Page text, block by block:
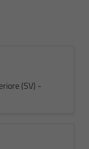
(SV) -